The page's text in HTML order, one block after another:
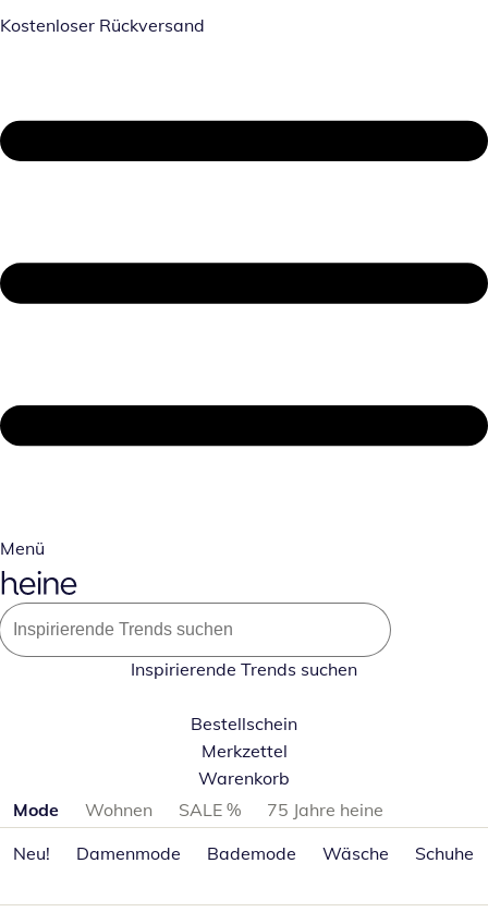
Kostenloser Rückversand
Menü
Inspirierende Trends suchen
Bestellschein
Merkzettel
Warenkorb
Produktkategorien überspringen
Mode Wohnen SALE %
75 Jahre heine
Neu!
Damenmode Bademode Wäsche Schuhe